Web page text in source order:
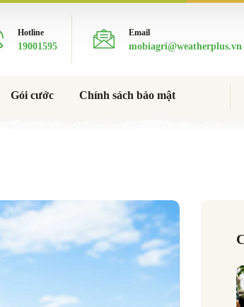
Hotline
19001595
Email
mobiagri@weatherplus.vn
Gói cước Chính sách bảo mật